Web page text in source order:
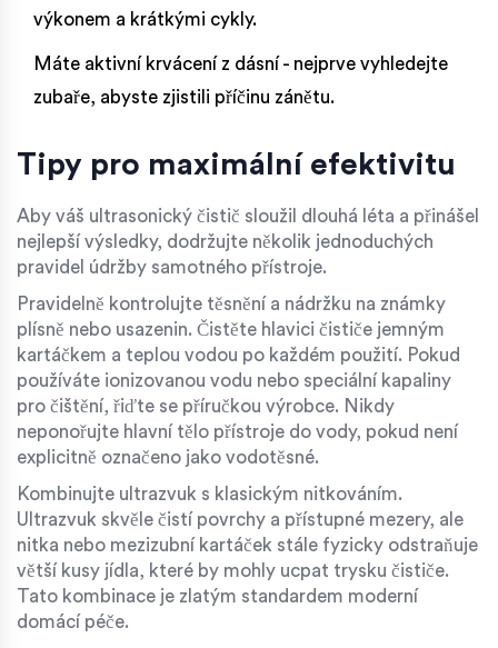
výkonem a krátkými cykly.
Máte aktivní krvácení z dásní - nejprve vyhledejte
zubaře, abyste zjistili příčinu zánětu.
Tipy pro maximální efektivitu
Aby váš ultrasonický čistič sloužil dlouhá léta a přinášel
nejlepší výsledky, dodržujte několik jednoduchých
pravidel údržby samotného přístroje.
Pravidelně kontrolujte těsnění a nádržku na známky
plísně nebo usazenin. Čistěte hlavici čističe jemným
kartáčkem a teplou vodou po každém použití. Pokud
používáte ionizovanou vodu nebo speciální kapaliny
pro čištění, řiďte se příručkou výrobce. Nikdy
neponořujte hlavní tělo přístroje do vody, pokud není
explicitně označeno jako vodotěsné.
Kombinujte ultrazvuk s klasickým nitkováním.
Ultrazvuk skvěle čistí povrchy a přístupné mezery, ale
nitka nebo mezizubní kartáček stále fyzicky odstraňuje
větší kusy jídla, které by mohly ucpat trysku čističe.
Tato kombinace je zlatým standardem moderní
domácí péče.